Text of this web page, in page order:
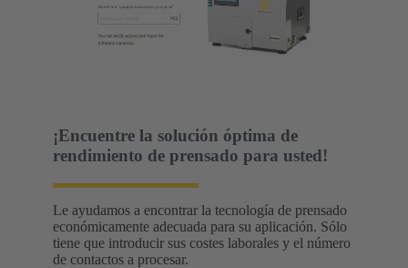
¡Encuentre la solución óptima de
rendimiento de prensado para usted!
Le ayudamos a encontrar la tecnología de prensado
económicamente adecuada para su aplicación. Sólo
tiene que introducir sus costes laborales y el número
de contactos a procesar.